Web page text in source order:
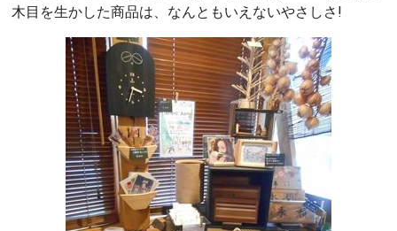
木目を生かした商品は、なんともいえないやさしさ!